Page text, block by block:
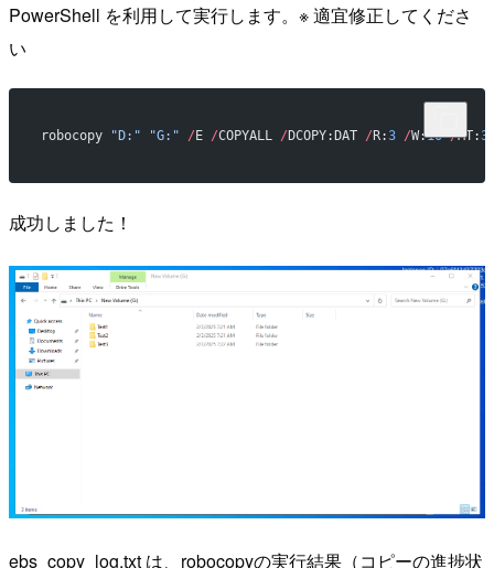
PowerShell を利用して実行します。※ 適宜修正してくださ
い
robocopy "D:" "G:" /E /COPYALL /DCOPY:DAT /R:3 /W:10 /MT:
成功しました！
ebs_copy_log.txt は、robocopyの実行結果（コピーの進捗状